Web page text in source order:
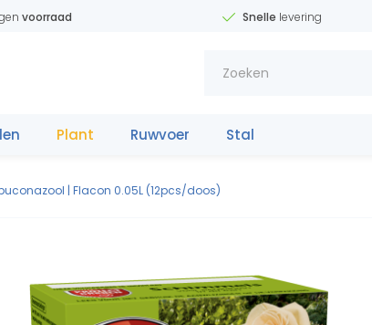
Meststo ffe
voorraad Snelle levering
Plant Ruwvoer Stal
| Flacon 0.05L (12pcs/doos)